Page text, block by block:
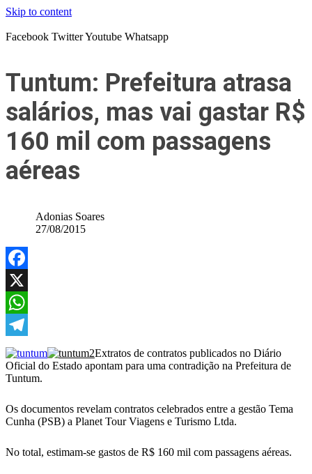
Skip to content
Facebook TwitterYoutube Whatsapp
Tuntum: Prefeitura atrasa
salários, mas vai gastar R$
160 mil com passagens
aéreas
Adonias Soares
27/08/2015
Facebook
X
WhatsApp
Telegram
Extratos de contratos publicados no Diário
Oficial do Estado apontam para uma contradição na Prefeitura de
Tuntum.
Os documentos revelam contratos celebrados entre a gestão Tema
Cunha (PSB) a Planet Tour Viagens e Turismo Ltda.
No total, estimam-se gastos de R$ 160 mil com passagens aéreas.